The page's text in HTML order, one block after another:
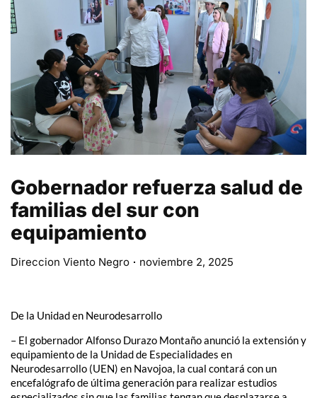
Gobernador refuerza salud de
familias del sur con
equipamiento
Direccion Viento Negro noviembre 2, 2025
De la Unidad en Neurodesarrollo
– El gobernador Alfonso Durazo Montaño anunció la extensión y
equipamiento de la Unidad de Especialidades en
Neurodesarrollo (UEN) en Navojoa, la cual contará con un
encefalógrafo de última generación para realizar estudios